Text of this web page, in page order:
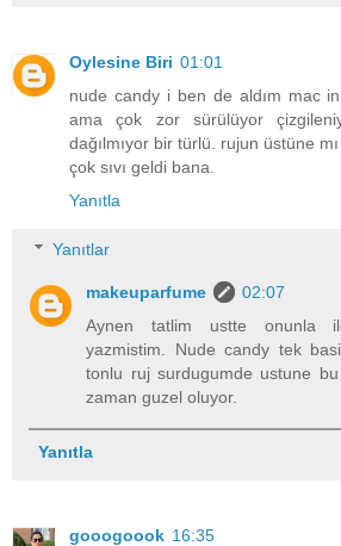
Oylesine Biri 01:01
nude candy i ben de aldım mac
ama çok zor sürülüyor
dağılmıyor bir türlü. rujun üstüne
çok sıvı geldi bana.
Yanıtla
Yanıtlar
makeuparfume
02:07
Aynen tatlim ustte onunla
yazmistim. Nude candy tek
tonlu ruj surdugumde ustune
zaman guzel oluyor.
Yanıtla
gooogoook 16:35